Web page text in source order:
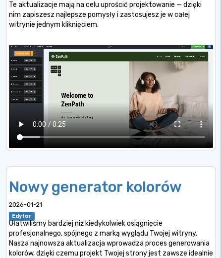
Te aktualizacje mają na celu uprościć projektowanie — dzięki
nim zapiszesz najlepsze pomysły i zastosujesz je w całej
witrynie jednym kliknięciem.
Nowy generator kolorów
2026-01-21
Edytor
Ułatwiliśmy bardziej niż kiedykolwiek osiągnięcie
profesjonalnego, spójnego z marką wyglądu Twojej witryny.
Nasza najnowsza aktualizacja wprowadza proces generowania
kolorów, dzięki czemu projekt Twojej strony jest zawsze idealnie